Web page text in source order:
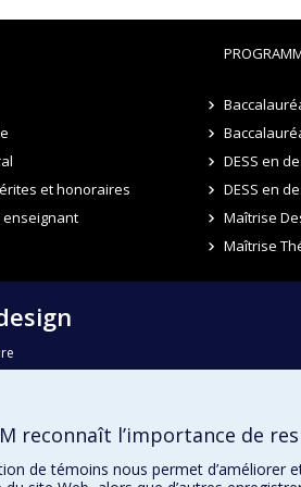
et honoraires
DESS en
DESS en
Maîtrise
Maîtrise
reconnaît l’importance de
de témoins nous permet